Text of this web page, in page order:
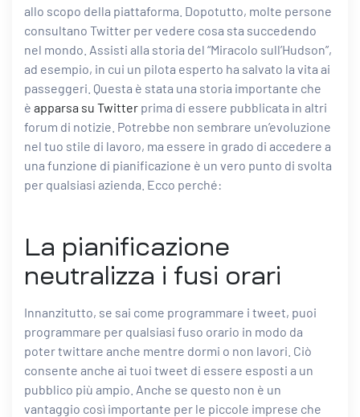
allo scopo della piattaforma. Dopotutto, molte persone
consultano Twitter per vedere cosa sta succedendo
nel mondo. Assisti alla storia del “Miracolo sull’Hudson”,
ad esempio, in cui un pilota esperto ha salvato la vita ai
passeggeri. Questa è stata una storia importante che
è apparsa su Twitter prima di essere pubblicata in altri
forum di notizie. Potrebbe non sembrare un’evoluzione
nel tuo stile di lavoro, ma essere in grado di accedere a
una funzione di pianificazione è un vero punto di svolta
per qualsiasi azienda. Ecco perché:
La pianificazione
neutralizza i fusi orari
Innanzitutto, se sai come programmare i tweet, puoi
programmare per qualsiasi fuso orario in modo da
poter twittare anche mentre dormi o non lavori. Ciò
consente anche ai tuoi tweet di essere esposti a un
pubblico più ampio. Anche se questo non è un
vantaggio così importante per le piccole imprese che